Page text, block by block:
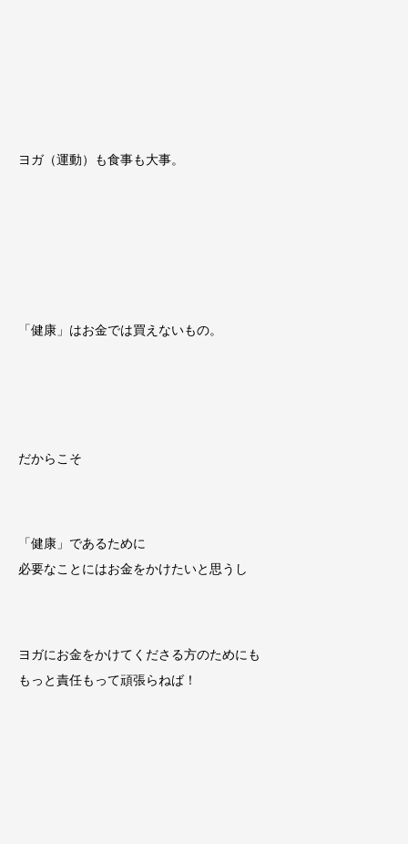
ヨガ（運動）も食事も大事。
「健康」はお金では買えないもの。
だからこそ
「健康」であるために
必要なことにはお金をかけたいと思うし
ヨガにお金をかけてくださる方のためにも
もっと責任もって頑張らねば！